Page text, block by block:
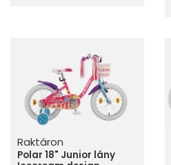
Raktáron
Polar 18" Junior lány